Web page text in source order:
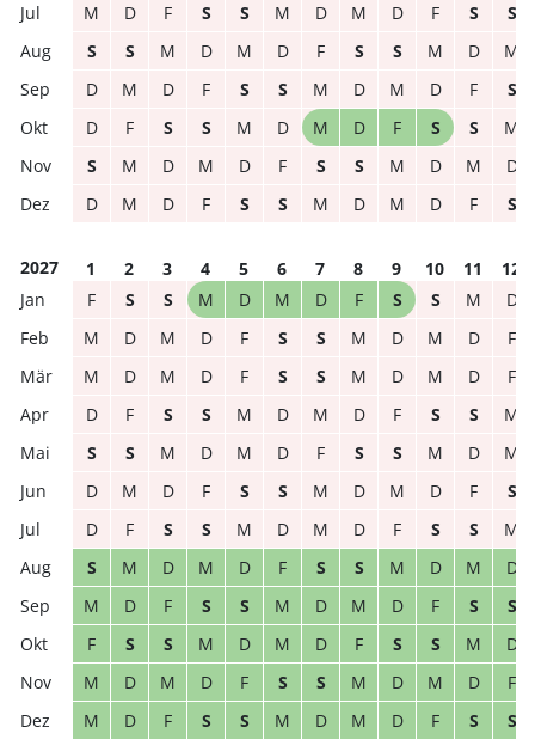
M
D F S S M D M D F S
S
S
S M D M D F S S M D
M
D
M D F S S M D M D F
S
D
F S S M D M D F S S
M
S
M D M D F S S M D M
D
D
M D F S S M D M D F S
2027 1 2 3 4 5 6 7 8 9 10 11
12
F
S S M D M D F S S M
D
M
D M D F S S M D M D
F
M
D M D F S S M D M D
F
D
F S S M D M D F S S
M
S
S M D M D F S S M D
M
D
M D F S S M D M D F
S
D
F S S M D M D F S S
M
S
M D M D F S S M D M
D
M
D F S S M D M D F S
S
F
S S M D M D F S S M
D
M
D M D F S S M D M D
F
M
D F S S M D M D F S S